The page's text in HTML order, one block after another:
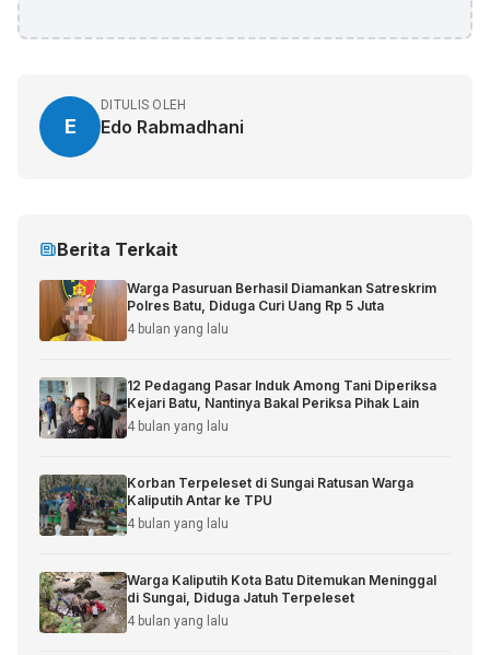
E
DITULIS OLEH
Edo Rabmadhani
Berita Terkait
Warga Pasuruan Berhasil Diamankan Satreskrim
Polres Batu, Diduga Curi Uang Rp 5 Juta
4 bulan yang lalu
12 Pedagang Pasar Induk Among Tani Diperiksa
Kejari Batu, Nantinya Bakal Periksa Pihak Lain
4 bulan yang lalu
Korban Terpeleset di Sungai Ratusan Warga
Kaliputih Antar ke TPU
4 bulan yang lalu
Warga Kaliputih Kota Batu Ditemukan Meninggal
di Sungai, Diduga Jatuh Terpeleset
4 bulan yang lalu